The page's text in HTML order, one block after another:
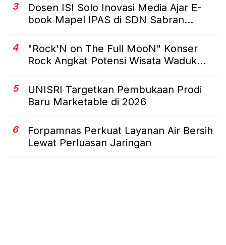
3
Dosen ISI Solo Inovasi Media Ajar E-
book Mapel IPAS di SDN Sabran...
4
"Rock'N on The Full MooN" Konser
Rock Angkat Potensi Wisata Waduk...
5
UNISRI Targetkan Pembukaan Prodi
Baru Marketable di 2026
6
Forpamnas Perkuat Layanan Air Bersih
Lewat Perluasan Jaringan